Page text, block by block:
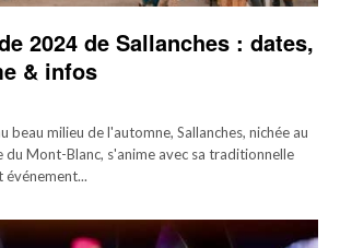
2024 de Sallanches : dates,
& infos
beau milieu de l'automne, Sallanches, nichée au
Mont-Blanc, s'anime avec sa traditionnelle
événement...